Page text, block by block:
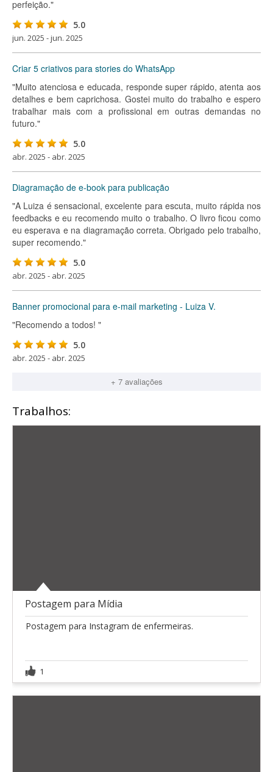
perfeição."
5.0
jun. 2025 - jun. 2025
Criar 5 criativos para stories do WhatsApp
"Muito atenciosa e educada, responde super rápido, atenta aos
detalhes e bem caprichosa. Gostei muito do trabalho e espero
trabalhar mais com a profissional em outras demandas no
futuro."
5.0
abr. 2025 - abr. 2025
Diagramação de e-book para publicação
"A Luiza é sensacional, excelente para escuta, muito rápida nos
feedbacks e eu recomendo muito o trabalho. O livro ficou como
eu esperava e na diagramação correta. Obrigado pelo trabalho,
super recomendo."
5.0
abr. 2025 - abr. 2025
Banner promocional para e-mail marketing - Luiza V.
"Recomendo a todos! "
5.0
abr. 2025 - abr. 2025
+ 7 avaliações
Trabalhos:
Postagem para Mídia
Postagem para Instagram de enfermeiras.
1